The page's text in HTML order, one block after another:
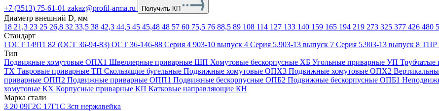
+7 (3513) 75-61-01 zakaz@profil-arma.ru Получить КП
Диаметр внешний D, мм
18 21,3 23 25 26,8 32 33,5 38 42,3 44,5 45 45,48 48 57 60 75,5 76 88,5 89 108 114 127 133 140 159 165 194 219 273 325 377 426 480
Стандарт
ГОСТ 14911 82 (ОСТ 36-94-83) ОСТ 36-146-88 Серия 4 903-10 выпуск 4 Серия 5.903-13 выпуск 7 Серия 5.903-13 выпуск 8 ТПР
Тип
Подвижные хомутовые ОПХ1 Швеллерные приварные ШП Хомутовые бескорпусные ХБ Угольные приварные УП Трубчатые
ТХ Тавровые приварные ТП Скользящие бугельные Подвижные хомутовые ОПХ3 Подвижные хомутовые ОПХ2
приварные ОПП2 Подвижные приварные ОПП1 Подвижные бескорпусные ОПБ2 Подвижные бескорпусные ОПБ1
хомутовые КХ Корпусные приварные КП Катковые направляющие КН
Марка стали
3 20 09Г2С 17Г1С 3сп нержавейка